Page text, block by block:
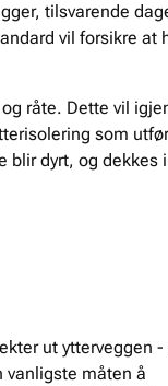
tilsvarende
vil forsikre at
råte. Dette vil
som
blir dyrt, og dekkes
ut ytterveggen -
vanligste måten å